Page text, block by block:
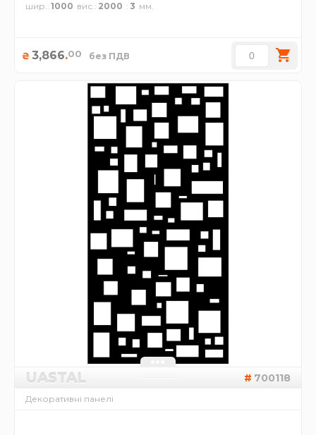
шир. 1000 вис. 2000 3
₴ 3,866.00 без ПДВ
UASTAL 700118
Декоративні панелі